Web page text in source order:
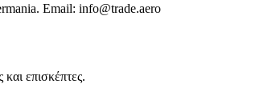
Email: info@trade.aero
επισκέπτες.